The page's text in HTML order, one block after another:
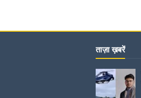
ताज़ा ख़बरें